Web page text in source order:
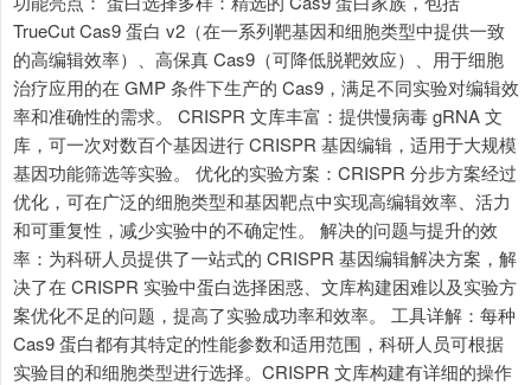
TrueCut Cas9 蛋白 v2（在一系列靶基因和细胞类型中提供一致
的高编辑效率）、高保真 Cas9（可降低脱靶效应）、用于细胞
治疗应用的在 GMP 条件下生产的 Cas9，满足不同实验对编辑效
率和准确性的需求。 CRISPR 文库丰富：提供慢病毒 gRNA 文
库，可一次对数百个基因进行 CRISPR 基因编辑，适用于大规模
基因功能筛选等实验。 优化的实验方案：CRISPR 分步方案经过
优化，可在广泛的细胞类型和基因靶点中实现高编辑效率、活力
和可重复性，减少实验中的不确定性。 解决的问题与提升的效
率：为科研人员提供了一站式的 CRISPR 基因编辑解决方案，解
决了在 CRISPR 实验中蛋白选择困惑、文库构建困难以及实验方
案优化不足的问题，提高了实验成功率和效率。 工具详解：每种
Cas9 蛋白都有其特定的性能参数和适用范围，科研人员可根据
实验目的和细胞类型进行选择。CRISPR 文库构建有详细的操作